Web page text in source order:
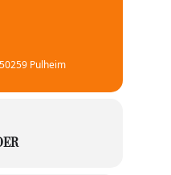
Pulheim